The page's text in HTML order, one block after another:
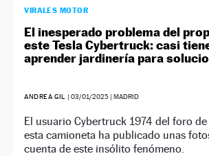
VIRALES MOTOR
El inesperado problema del
este Tesla Cybertruck: casi
aprender jardinería para
ANDREA GIL | 03/01/2025| MADRID
El usuario Cybertruck 1974 del foro
esta camioneta ha publicado unas
cuenta de este insólito fenómeno.